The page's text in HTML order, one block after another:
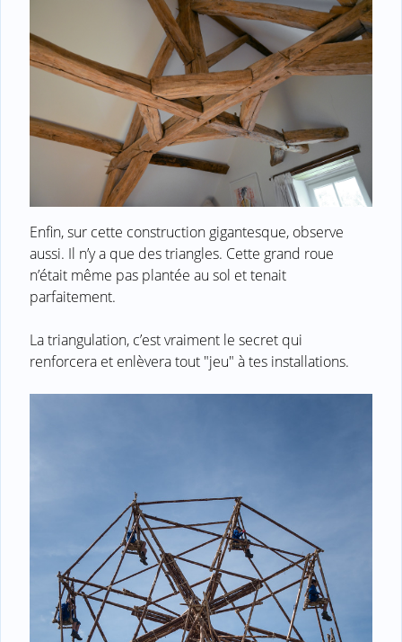
Enfin, sur cette construction gigantesque, observe
aussi. Il n’y a que des triangles. Cette grand roue
n’était même pas plantée au sol et tenait
parfaitement.
La triangulation, c’est vraiment le secret qui
renforcera et enlèvera tout "jeu" à tes installations.